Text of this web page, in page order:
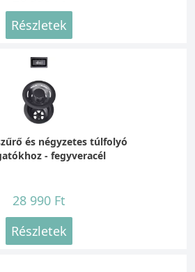
Részletek
és négyzetes túlfolyó
- fegyveracél
28 990 Ft
Részletek